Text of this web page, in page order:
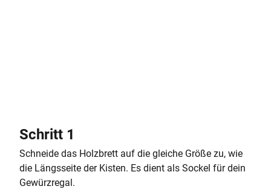
Schritt 1
Schneide das Holzbrett auf die gleiche Größe zu, wie
die Längsseite der Kisten. Es dient als Sockel für dein
Gewürzregal.